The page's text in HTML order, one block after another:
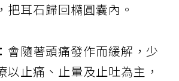
把耳石歸回橢圓囊內。
會隨著頭痛發作而緩解，少
以止痛、止暈及止吐為主，